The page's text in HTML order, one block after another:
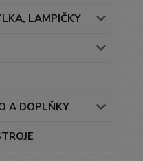
LAMPIČKY
A DOPLŇKY